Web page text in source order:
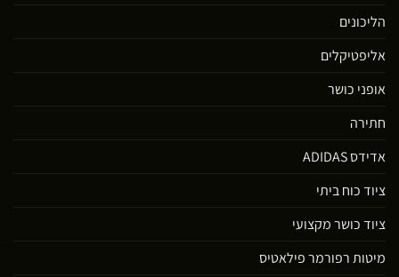
הליכונים
אליפטיקלים
אופני כושר
חתירה
אדידס ADIDAS
ציוד כוח ביתי
ציוד כושר מקצועי
מיטות רפורמר פילאטיס